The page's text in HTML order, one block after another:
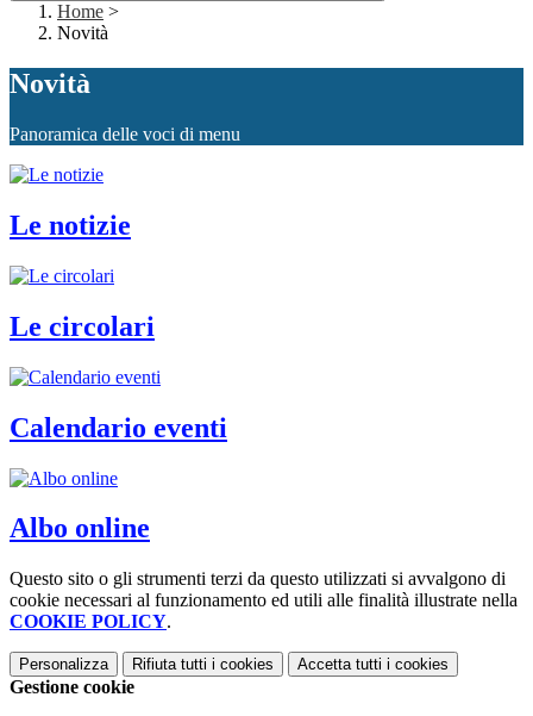
Home >
Novità
Novità
Panoramica delle voci di menu
Le notizie
Le circolari
Calendario eventi
Albo online
Questo sito o gli strumenti terzi da questo utilizzati si avvalgono di
cookie necessari al funzionamento ed utili alle finalità illustrate nella
COOKIE POLICY.
Personalizza Rifiuta tutti i cookies Accetta tutti i cookies
Gestione cookie